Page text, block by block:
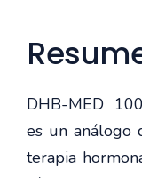
DHB-MED
es un análogo
terapia